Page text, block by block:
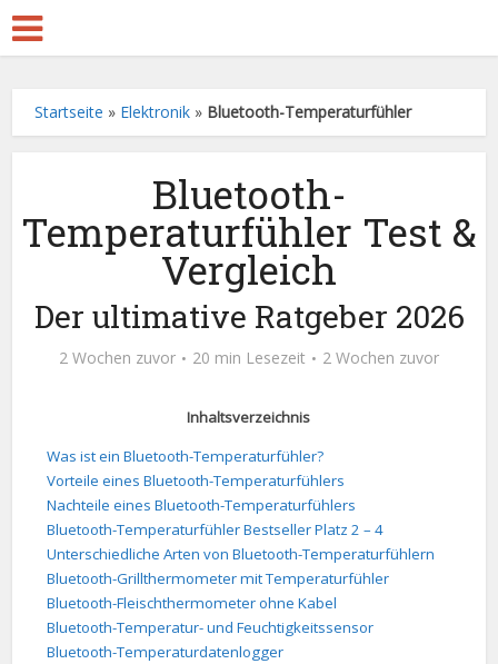
Startseite » Elektronik » Bluetooth-Temperaturfühler
Bluetooth-
Temperaturfühler Test &
Vergleich
Der ultimative Ratgeber 2026
2 Wochen zuvor 20 min Lesezeit 2 Wochen zuvor
Inhaltsverzeichnis
Was ist ein Bluetooth-Temperaturfühler?
Vorteile eines Bluetooth-Temperaturfühlers
Nachteile eines Bluetooth-Temperaturfühlers
Bluetooth-Temperaturfühler Bestseller Platz 2 – 4
Unterschiedliche Arten von Bluetooth-Temperaturfühlern
Bluetooth-Grillthermometer mit Temperaturfühler
Bluetooth-Fleischthermometer ohne Kabel
Bluetooth-Temperatur- und Feuchtigkeitssensor
Bluetooth-Temperaturdatenlogger